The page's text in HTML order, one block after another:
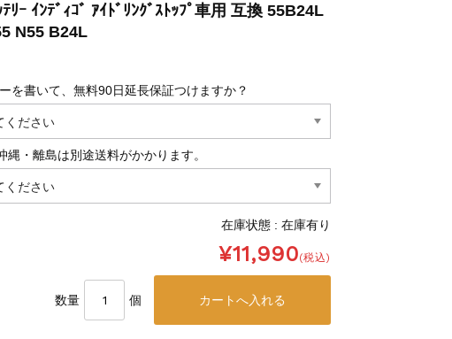
ｰ ｲﾝﾃﾞｨｺﾞ ｱｲﾄﾞﾘﾝｸﾞｽﾄｯﾌﾟ車用 互換 55B24L
N55 B24L
を書いて、無料90日延長保証つけますか？
縄・離島は別途送料がかかります。
在庫状態 : 在庫有り
¥11,990(税込)
数量 個